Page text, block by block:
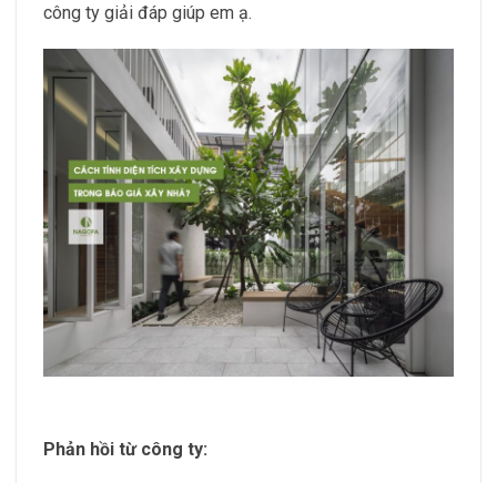
công ty giải đáp giúp em ạ.
Phản hồi từ công ty: